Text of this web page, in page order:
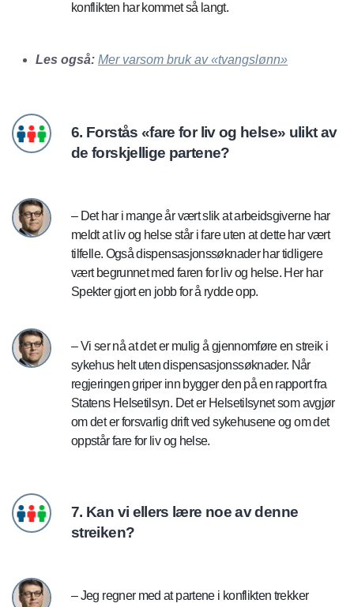
konflikten har kommet så langt.
Les også: Mer varsom bruk av «tvangslønn»
6. Forstås «fare for liv og helse» ulikt av
de forskjellige partene?
– Det har i mange år vært slik at arbeidsgiverne har
meldt at liv og helse står i fare uten at dette har vært
tilfelle. Også dispensasjonssøknader har tidligere
vært begrunnet med faren for liv og helse. Her har
Spekter gjort en jobb for å rydde opp.
– Vi ser nå at det er mulig å gjennomføre en streik i
sykehus helt uten dispensasjonssøknader. Når
regjeringen griper inn bygger den på en rapport fra
Statens Helsetilsyn. Det er Helsetilsynet som avgjør
om det er forsvarlig drift ved sykehusene og om det
oppstår fare for liv og helse.
7. Kan vi ellers lære noe av denne
streiken?
– Jeg regner med at partene i konflikten trekker